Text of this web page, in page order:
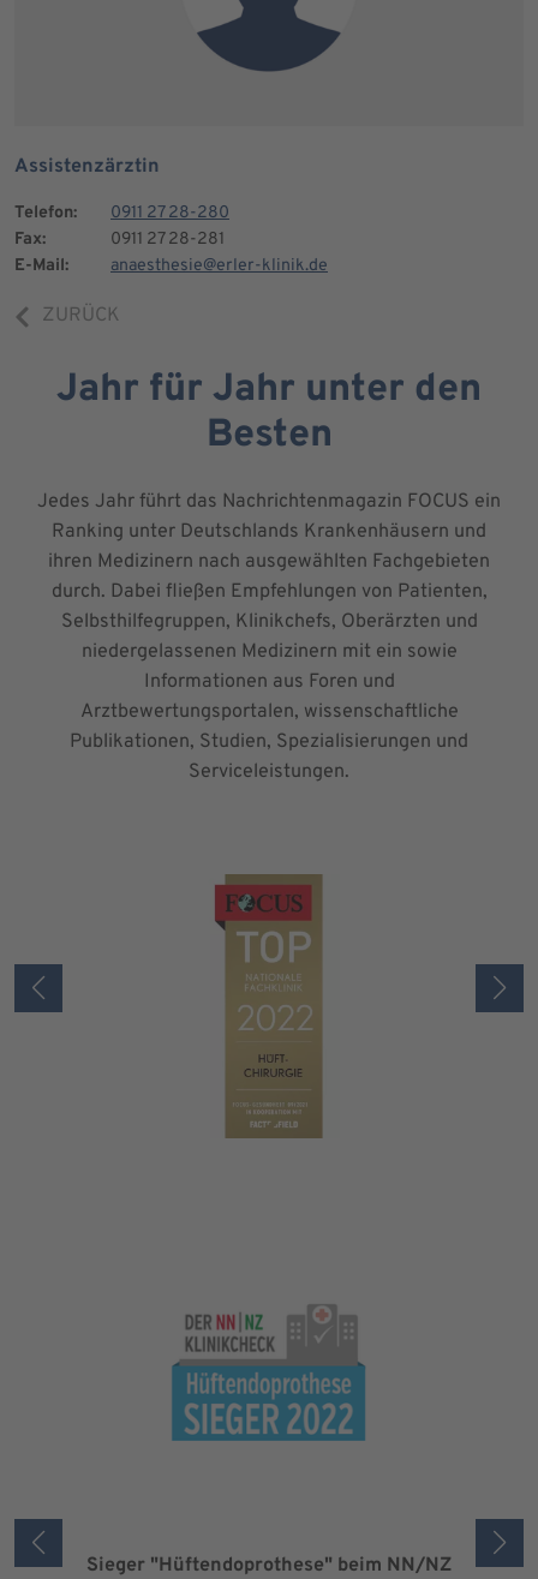
Assistenzärztin
Telefon:
0911 27 28-280
Fax:
0911 27 28-281
E-Mail:
anaesthesie@erler-klinik.de
ZURÜCK
Jahr für Jahr unter den
Besten
Jedes Jahr führt das Nachrichtenmagazin FOCUS ein
Ranking unter Deutschlands Krankenhäusern und
ihren Medizinern nach ausgewählten Fachgebieten
durch. Dabei fließen Empfehlungen von Patienten,
Selbsthilfegruppen, Klinikchefs, Oberärzten und
niedergelassenen Medizinern mit ein sowie
Informationen aus Foren und
Arztbewertungsportalen, wissenschaftliche
Publikationen, Studien, Spezialisierungen und
Serviceleistungen.
Sieger "Hüftendoprothese" beim NN/NZ